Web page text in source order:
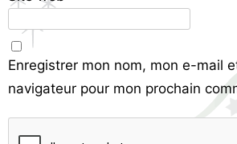
Enregistrer mon nom, mon e-mail
navigateur pour mon prochain